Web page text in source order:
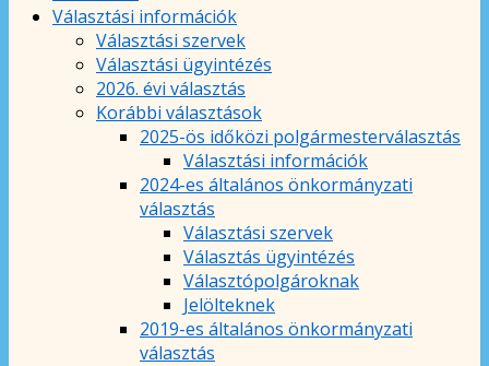
Választási információk
Választási szervek
Választási ügyintézés
2026. évi választás
Korábbi választások
2025-ös időközi polgármesterválasztás
Választási információk
2024-es általános önkormányzati
választás
Választási szervek
Választás ügyintézés
Választópolgároknak
Jelölteknek
2019-es általános önkormányzati
választás